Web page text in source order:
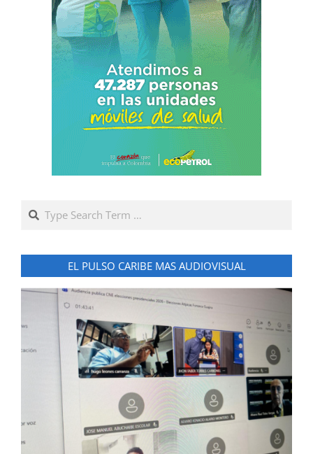
Search
EL PULSO CARIBE MAS AUDIOVISUAL